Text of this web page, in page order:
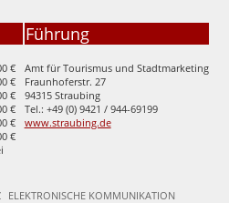
€
€
€
€
€
€
Führung
Amt für Tourismus und Stadtmarketing
Fraunhoferstr. 27
94315 Straubing
Tel.: +49 (0) 9421 / 944-69199
www.straubing.de
ELEKTRONISCHE KOMMUNIKATION